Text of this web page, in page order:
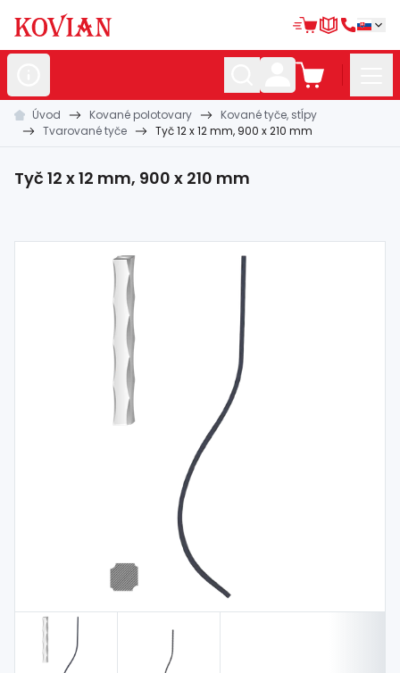
Nerezovépolotovary
Kované polotovary
systémy
záhrada
materiál
materiál
Úvod Kované polotovary
Kované tyče, stĺpy
Tvarované tyče
Tyč 12 x 12 mm, 900 x 210 mm
Tyč 12 x 12 mm, 900 x 210 mm